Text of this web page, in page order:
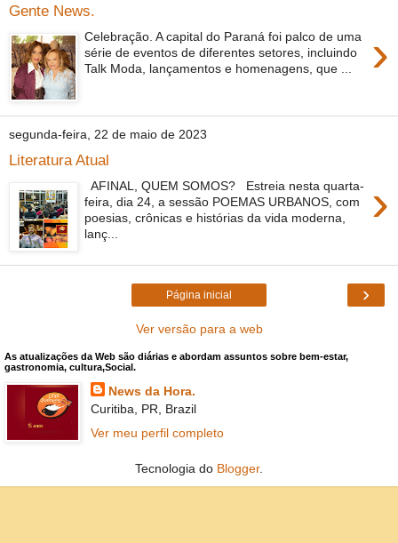
Gente News.
›
Celebração. A capital do Paraná foi palco de uma
série de eventos de diferentes setores, incluindo
Talk Moda, lançamentos e homenagens, que ...
segunda-feira, 22 de maio de 2023
Literatura Atual
›
AFINAL, QUEM SOMOS? Estreia nesta quarta-
feira, dia 24, a sessão POEMAS URBANOS, com
poesias, crônicas e histórias da vida moderna,
lanç...
›
Página inicial
Ver versão para a web
As atualizações da Web são diárias e abordam assuntos sobre bem-estar,
gastronomia, cultura,Social.
News da Hora.
Curitiba, PR, Brazil
Ver meu perfil completo
Tecnologia do Blogger.